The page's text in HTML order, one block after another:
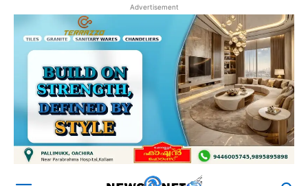
Advertisement